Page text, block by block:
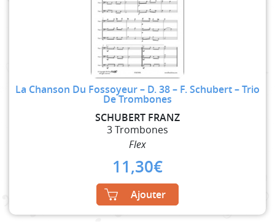
La Chanson Du Fossoyeur – D. 38 – F. Schubert – Trio
De Trombones
SCHUBERT FRANZ
3 Trombones
Flex
11,30€
Ajouter